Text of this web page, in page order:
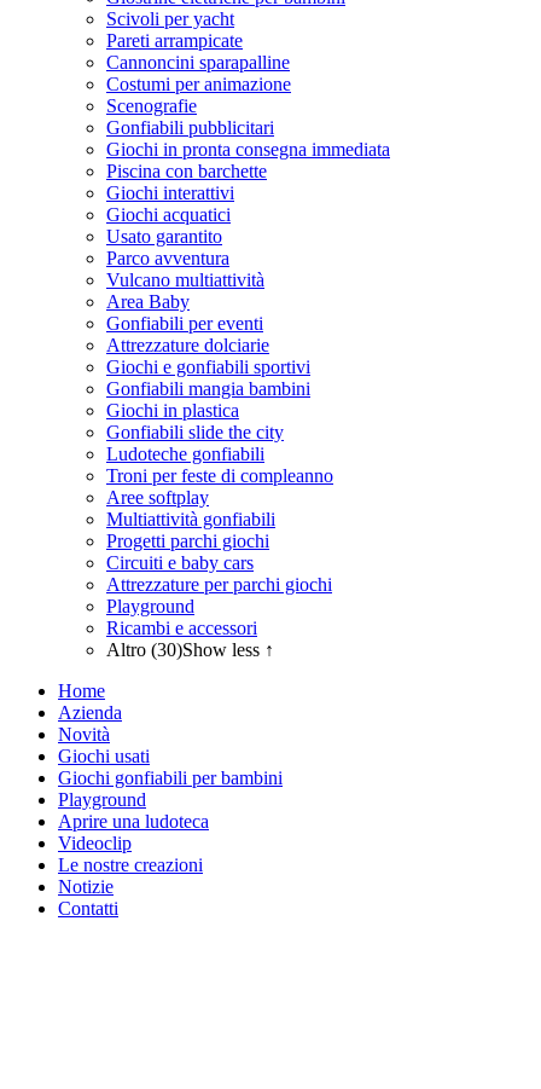
Scivoli per yacht
Pareti arrampicate
Cannoncini sparapalline
Costumi per animazione
Scenografie
Gonfiabili pubblicitari
Giochi in pronta consegna immediata
Piscina con barchette
Giochi interattivi
Giochi acquatici
Usato garantito
Parco avventura
Vulcano multiattività
Area Baby
Gonfiabili per eventi
Attrezzature dolciarie
Giochi e gonfiabili sportivi
Gonfiabili mangia bambini
Giochi in plastica
Gonfiabili slide the city
Ludoteche gonfiabili
Troni per feste di compleanno
Aree softplay
Multiattività gonfiabili
Progetti parchi giochi
Circuiti e baby cars
Attrezzature per parchi giochi
Playground
Ricambi e accessori
Altro (30)Show less ↑
Home
Azienda
Novità
Giochi usati
Giochi gonfiabili per bambini
Playground
Aprire una ludoteca
Videoclip
Le nostre creazioni
Notizie
Contatti